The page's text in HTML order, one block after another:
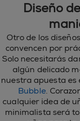
Diseño
Otro de los
convencen por
Solo necesitarás
algún delicado
nuestra apuesta es
Bubble.
cualquier idea de
minimalista será